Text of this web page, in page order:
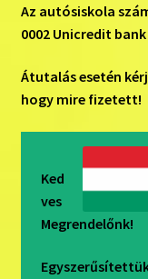
Kosár
Pénztár
Az autósiskola
0002 Unicredit bank
Átutalás esetén
hogy mire fizetett!
Ked
ves
Megrendelőnk!